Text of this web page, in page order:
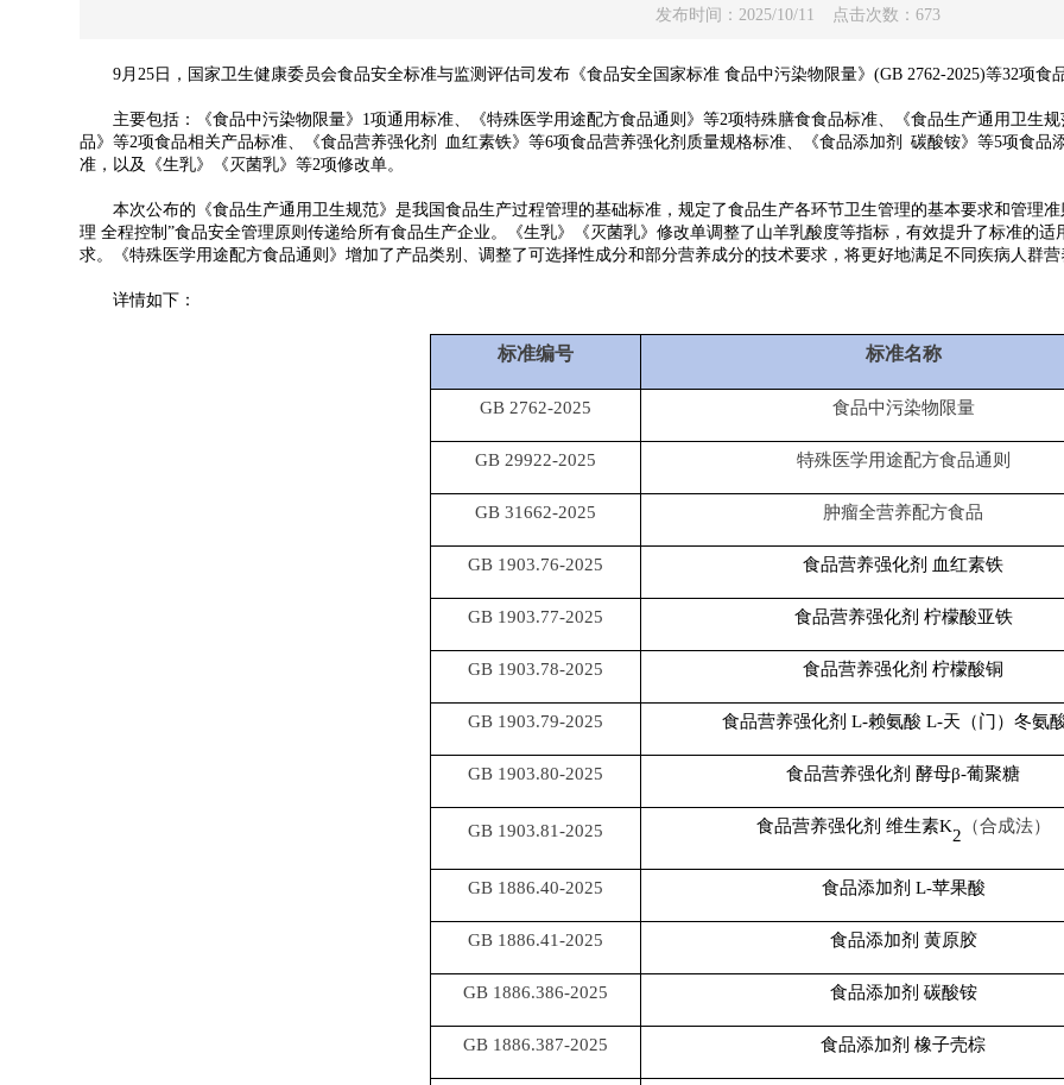
发布时间：2025/10/11 点击次数：673
9月25日，国家卫生健康委员会食品安全标准与监测评估司发布《食品安全国家标准 食品中污染物限量》(GB 2762-2025)等32项食
主要包括：《食品中污染物限量》1项通用标准、《特殊医学用途配方食品通则》等2项特殊膳食食品标准、《食品生产通用卫生
品》等2项食品相关产品标准、《食品营养强化剂 血红素铁》等6项食品营养强化剂质量规格标准、《食品添加剂 碳酸铵》等5项食
准，以及《生乳》《灭菌乳》等2项修改单。
本次公布的《食品生产通用卫生规范》是我国食品生产过程管理的基础标准，规定了食品生产各环节卫生管理的基本要求和管理
理 全程控制”食品安全管理原则传递给所有食品生产企业。《生乳》《灭菌乳》修改单调整了山羊乳酸度等指标，有效提升了标准的
求。《特殊医学用途配方食品通则》增加了产品类别、调整了可选择性成分和部分营养成分的技术要求，将更好地满足不同疾病人群
详情如下：
标准编号 标准名称
GB 2762-2025 食品中污染物限量
GB 29922-2025 特殊医学用途配方食品通则
GB 31662-2025 肿瘤全营养配方食品
GB 1903.76-2025 食品营养强化剂 血红素铁
GB 1903.77-2025 食品营养强化剂 柠檬酸亚铁
GB 1903.78-2025 食品营养强化剂 柠檬酸铜
GB 1903.79-2025 食品营养强化剂 L-赖氨酸 L-天（门）冬氨
GB 1903.80-2025 食品营养强化剂 酵母β-葡聚糖
GB 1903.81-2025 食品营养强化剂 维生素K2 （合成法）
GB 1886.40-2025 食品添加剂 L-苹果酸
GB 1886.41-2025 食品添加剂 黄原胶
GB 1886.386-2025 食品添加剂 碳酸铵
GB 1886.387-2025 食品添加剂 橡子壳棕